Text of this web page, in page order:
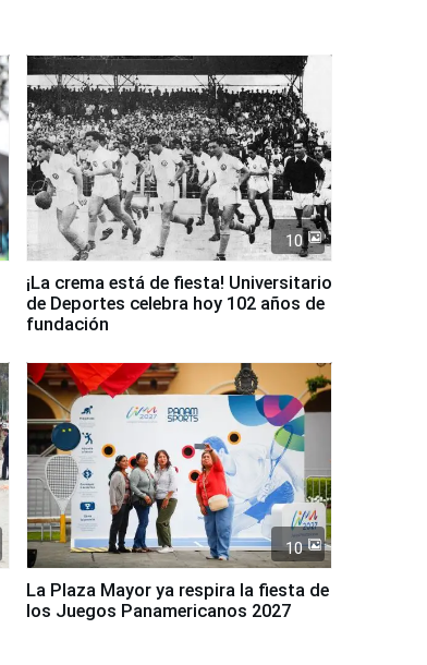
10
¡La crema está de fiesta! Universitario
de Deportes celebra hoy 102 años de
fundación
10
La Plaza Mayor ya respira la fiesta de
los Juegos Panamericanos 2027